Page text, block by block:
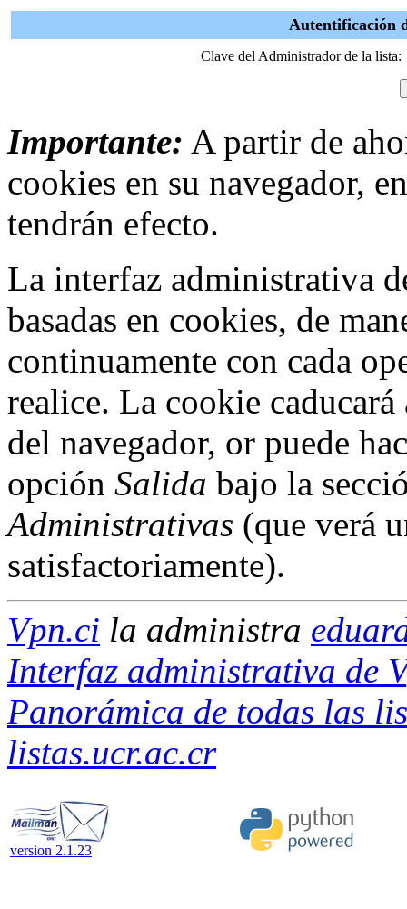
Autentificación
Clave del Administrador de la lista:
Importante: A partir de
cookies en su navegador,
tendrán efecto.
La interfaz administrativa
basadas en cookies, de
continuamente con cada
realice. La cookie
del navegador, or puede
opción Salida bajo la
Administrativas (que verá
satisfactoriamente).
Vpn.ci la administra
Interfaz administrativa de
Panorámica de todas las
listas.ucr.ac.cr
version 2.1.23